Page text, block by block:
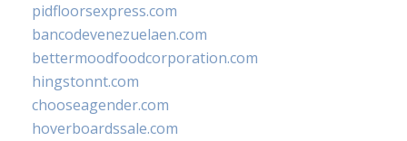
pidfloorsexpress.com
bancodevenezuelaen.com
bettermoodfoodcorporation.com
hingstonnt.com
chooseagender.com
hoverboardssale.com